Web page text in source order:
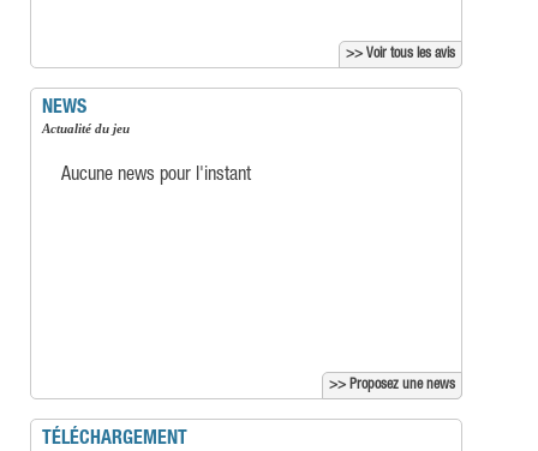
>> Voir tous les avis
NEWS
Actualité du jeu
Aucune news pour l'instant
>> Proposez une news
TÉLÉCHARGEMENT